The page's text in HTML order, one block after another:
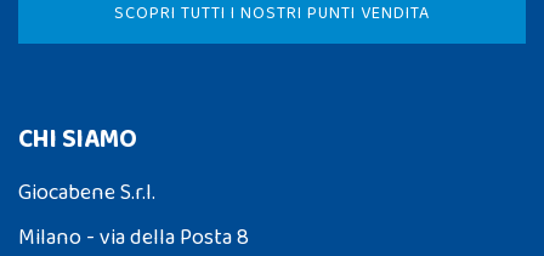
SCOPRI TUTTI I NOSTRI PUNTI VENDITA
CHI SIAMO
Giocabene S.r.l.
Milano - via della Posta 8